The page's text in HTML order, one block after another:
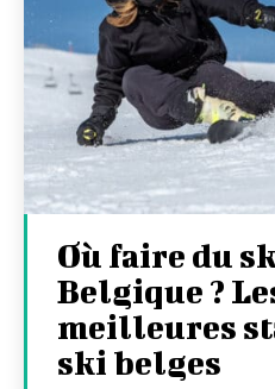
Où faire du
Belgique ?
meilleures
ski belges